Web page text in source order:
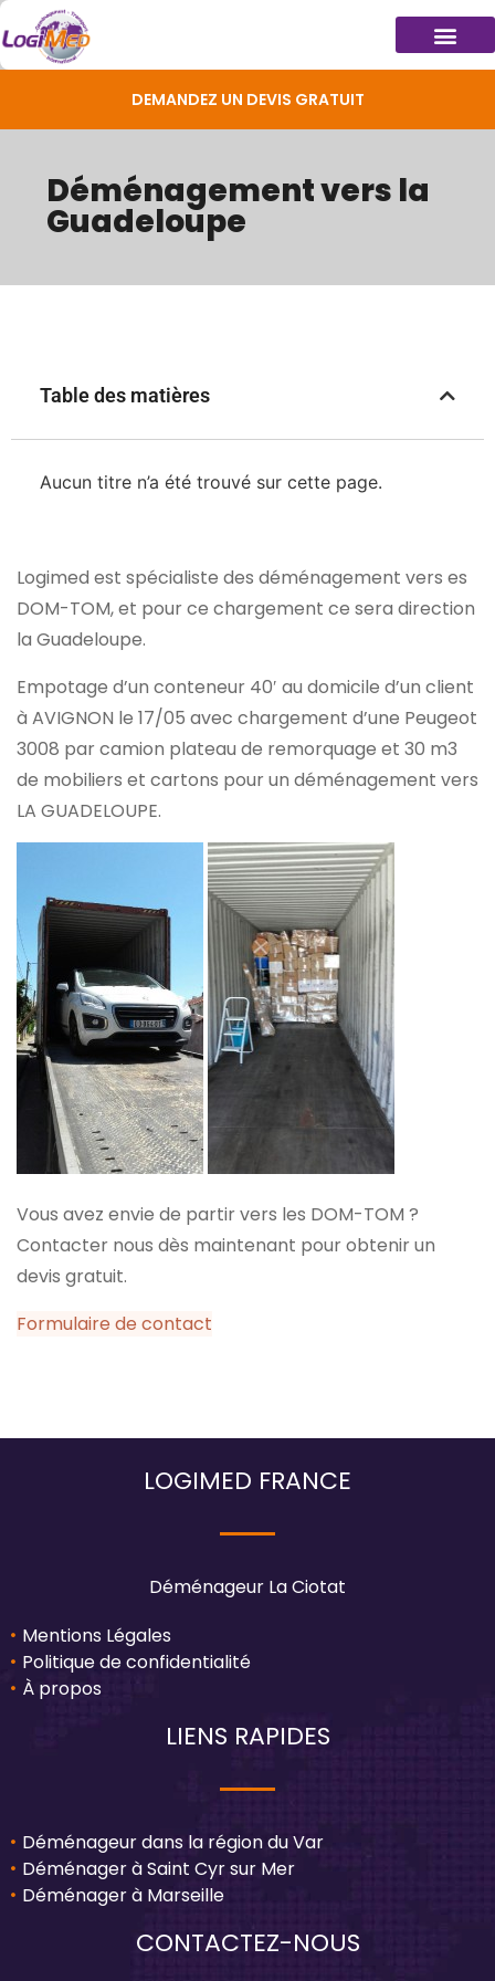
DEMANDEZ UN DEVIS GRATUIT
Déménagement vers la
Guadeloupe
Table des matières
Aucun titre n’a été trouvé sur cette page.
Logimed est spécialiste des déménagement vers es
DOM-TOM, et pour ce chargement ce sera direction
la Guadeloupe.
Empotage d’un conteneur 40′ au domicile d’un client
à AVIGNON le 17/05 avec chargement d’une Peugeot
3008 par camion plateau de remorquage et 30 m3
de mobiliers et cartons pour un déménagement vers
LA GUADELOUPE.
Vous avez envie de partir vers les DOM-TOM ?
Contacter nous dès maintenant pour obtenir un
devis gratuit.
Formulaire de contact
LOGIMED FRANCE
Déménageur La Ciotat
Mentions Légales
Politique de confidentialité
À propos
LIENS RAPIDES
Déménageur dans la région du Var
Déménager à Saint Cyr sur Mer
Déménager à Marseille
CONTACTEZ-NOUS